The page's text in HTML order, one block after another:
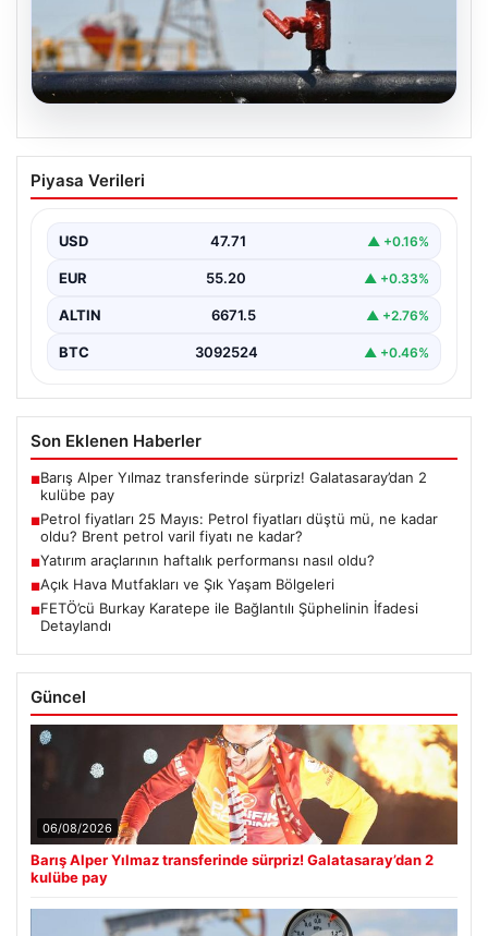
05.08.2026
Petrol fiyatları 25 Mayıs: Petrol fiyatları
düştü mü, ne kadar oldu? Brent petrol
Piyasa Verileri
USD 47.71 ▲ +0.16%
EUR 55.20 ▲ +0.33%
ALTIN 6671.5 ▲ +2.76%
BTC 3092524 ▲ +0.46%
Son Eklenen Haberler
■Barış Alper Yılmaz transferinde sürpriz! Galatasaray’dan 2
kulübe pay
■Petrol fiyatları 25 Mayıs: Petrol fiyatları düştü mü, ne kadar
oldu? Brent petrol varil fiyatı ne kadar?
■Yatırım araçlarının haftalık performansı nasıl oldu?
■Açık Hava Mutfakları ve Şık Yaşam Bölgeleri
■FETÖ’cü Burkay Karatepe ile Bağlantılı Şüphelinin İfadesi
Detaylandı
Güncel
06/08/2026
Barış Alper Yılmaz transferinde sürpriz! Galatasaray’dan 2
kulübe pay